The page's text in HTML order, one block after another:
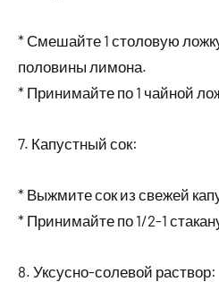
* Смешайте 1 столовую
половины лимона.
* Принимайте по 1 чайной
7. Капустный сок:
* Выжмите сок из свежей
* Принимайте по 1/2-1
8. Уксусно-солевой раствор: